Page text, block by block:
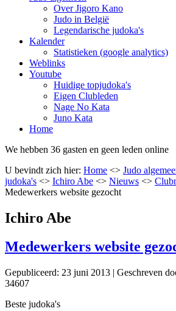
Over Jigoro Kano
Judo in België
Legendarische judoka's
Kalender
Statistieken (google analytics)
Weblinks
Youtube
Huidige topjudoka's
Eigen Clubleden
Nage No Kata
Juno Kata
Home
We hebben 36 gasten en geen leden online
U bevindt zich hier: Home <> Judo
judoka's <> Ichiro Abe <> Nieuws <>
Medewerkers website gezocht
Ichiro Abe
Medewerkers website
Gepubliceerd: 23 juni 2013 | Geschreven
34607
Beste judoka's